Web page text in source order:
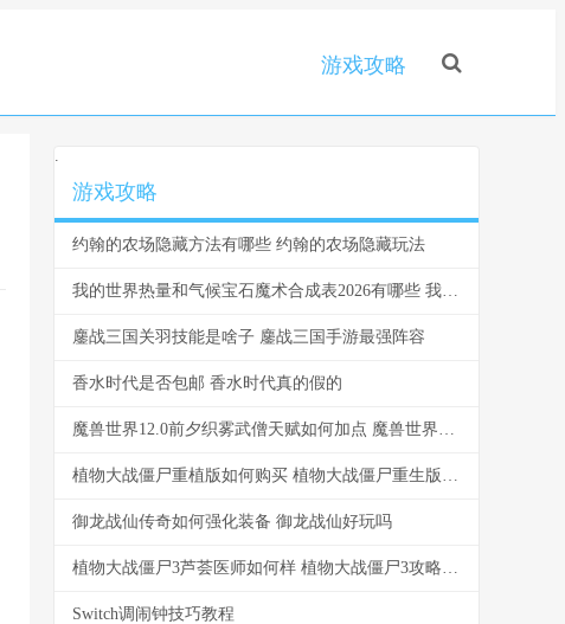
游戏攻略
.
游戏攻略
约翰的农场隐藏方法有哪些 约翰的农场隐藏玩法
我的世界热量和气候宝石魔术合成表2026有哪些 我的世界热值大于4
鏖战三国关羽技能是啥子 鏖战三国手游最强阵容
香水时代是否包邮 香水时代真的假的
魔兽世界12.0前夕织雾武僧天赋如何加点 魔兽世界12.0前夕
植物大战僵尸重植版如何购买 植物大战僵尸重生版2.0下载
御龙战仙传奇如何强化装备 御龙战仙好玩吗
植物大战僵尸3芦荟医师如何样 植物大战僵尸3攻略大全所有攻略汇总
Switch调闹钟技巧教程